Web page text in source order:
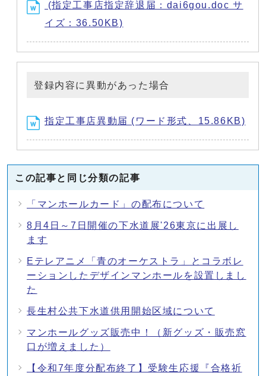
(指定工事店指定辞退届：dai6gou.doc サ
イズ：36.50KB)
登録内容に異動があった場合
指定工事店異動届 (ワード形式、15.86KB)
この記事と同じ分類の記事
「マンホールカード」の配布について
8月4日～7日開催の下水道展'26東京に出展し
ます
Eテレアニメ「青のオーケストラ」とコラボレ
ーションしたデザインマンホールを設置しまし
た
長生村公共下水道供用開始区域について
マンホールグッズ販売中！（新グッズ・販売窓
口が増えました）
【令和7年度分配布終了】受験生応援『合格祈